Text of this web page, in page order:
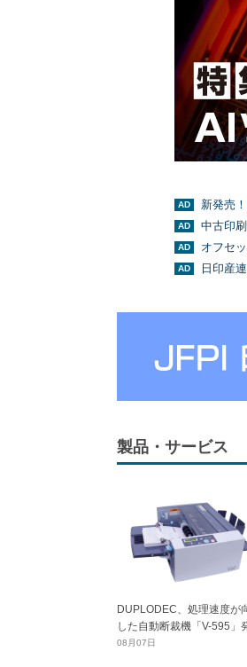
新発売
中古印
オフセ
日印産
製品・サービス
DUPLODEC、処理速度が
した自動断裁機「V-595」
08月07日